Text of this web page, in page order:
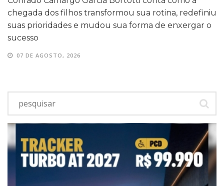
chegada dos filhos transformou sua rotina, redefiniu
suas prioridades e mudou sua forma de enxergar o
sucesso
07 DE AGOSTO, 2026